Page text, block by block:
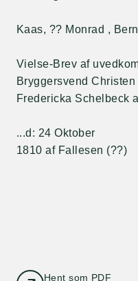
Hent som PDF
Kaas, ?? Monrad ,
Vielse-Brev af
Bryggersvend
Fredericka Schelbeck
...d: 24 Oktober
1810 af Fallesen (??)